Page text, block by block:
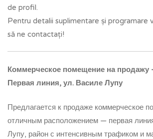
de profil.
Pentru detalii suplimentare și programare
să ne contactați!
Коммерческое помещение на продажу
Первая линия, ул. Василе Лупу
Предлагается к продаже коммерческое
отличным расположением — первая
Лупу, район с интенсивным трафиком и